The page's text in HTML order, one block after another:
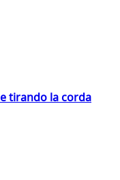
tirando la corda